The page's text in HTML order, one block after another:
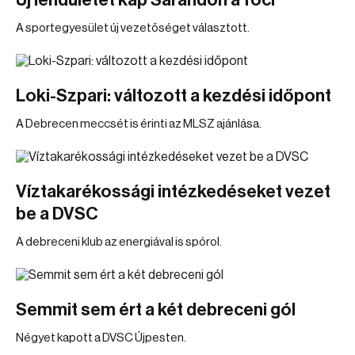
A sportegyesület új vezetőséget választott.
Loki-Szpari: változott a kezdési időpont
A Debrecen meccsét is érinti az MLSZ ajánlása.
Víztakarékossági intézkedéseket vezet
be a DVSC
A debreceni klub az energiával is spórol.
Semmit sem ért a két debreceni gól
Négyet kapott a DVSC Újpesten.